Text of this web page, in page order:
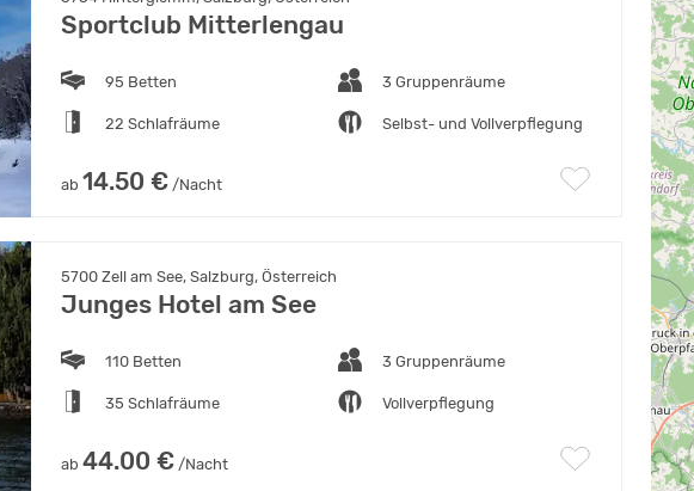
Sportclub Mitterlengau
95 Betten 3 Gruppenräume
22 Schlafräume Selbst- und Vollverpflegung
ab 14.50 € /Nacht
5700 Zell am See, Salzburg, Österreich
Junges Hotel am See
110 Betten 3 Gruppenräume
35 Schlafräume Vollverpflegung
ab 44.00 € /Nacht